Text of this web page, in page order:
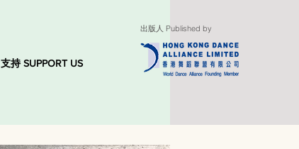
支持 SUPPORT US
出版人 Published by